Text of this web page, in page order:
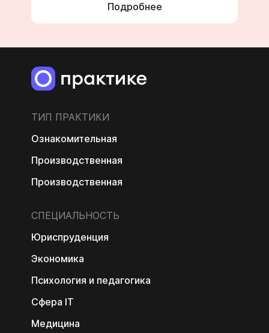
Подробнее
ТИП ПРАКТИКИ
Ознакомительная
Производственная
Производственная
СПЕЦИАЛЬНОСТЬ
Юриспруденция
Экономика
Психология и педагогика
Сфера IT
Медицина